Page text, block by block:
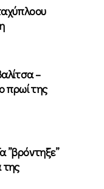
–
πρωί της
”βρόντηξε”
της